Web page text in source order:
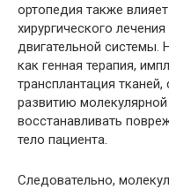
ортопедия также
хирургического
двигательной системы.
как генная терапия,
трансплантация
развитию
восстанавливать
тело пациента.
Следовательно,